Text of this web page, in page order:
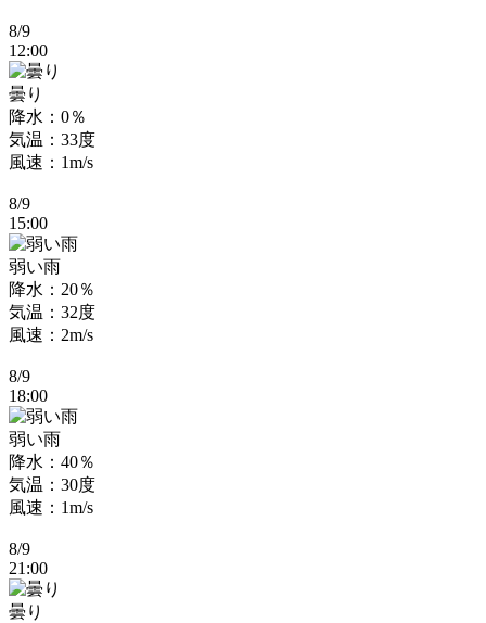
8/9
12:00
曇り
降水：0％
気温：33度
風速：1m/s
8/9
15:00
弱い雨
降水：20％
気温：32度
風速：2m/s
8/9
18:00
弱い雨
降水：40％
気温：30度
風速：1m/s
8/9
21:00
曇り